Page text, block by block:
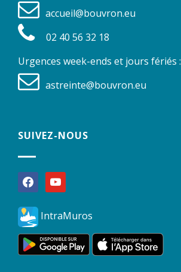
accueil@bouvron.eu
02 40 56 32 18
Urgences week-ends et jours fériés :
astreinte@bouvron.eu
SUIVEZ-NOUS
facebookyoutube
IntraMuros